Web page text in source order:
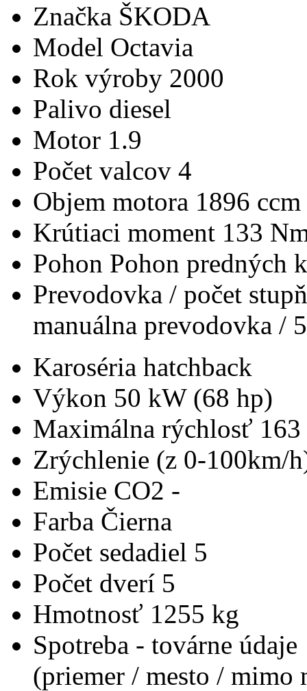
Značka ŠKODA
Model Octavia
Rok výroby 2000
Palivo diesel
Motor 1.9
Počet valcov 4
Objem motora 1896 ccm
Krútiaci moment 133
Pohon Pohon predných
Prevodovka / počet
manuálna prevodovka / 5
Karoséria hatchback
Výkon 50 kW (68 hp)
Maximálna rýchlosť
Zrýchlenie (z 0-100km/
Emisie CO2 -
Farba Čierna
Počet sedadiel 5
Počet dverí 5
Hmotnosť 1255 kg
Spotreba - továrne údaje
(priemer / mesto / mimo